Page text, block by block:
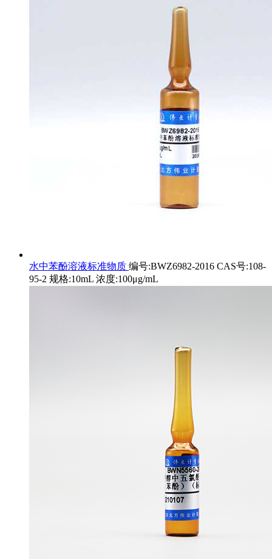
水中苯酚溶液标准物质 编号:BWZ6982-2016 CAS号:108-
95-2 规格:10mL 浓度:100μg/mL